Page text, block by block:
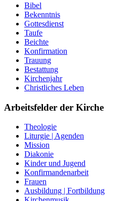
Bibel
Bekenntnis
Gottesdienst
Taufe
Beichte
Konfirmation
Trauung
Bestattung
Kirchenjahr
Christliches Leben
Arbeitsfelder der Kirche
Theologie
Liturgie | Agenden
Mission
Diakonie
Kinder und Jugend
Konfirmandenarbeit
Frauen
Ausbildung | Fortbildung